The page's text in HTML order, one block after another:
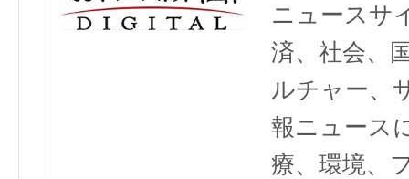
ニュースサ
済、社会、
ルチャー、
報ニュース
療、環境、